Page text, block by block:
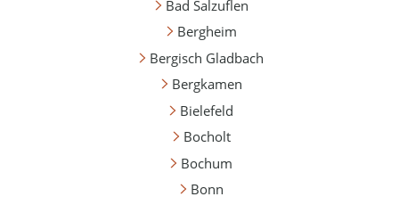
Bad Salzuflen
Bergheim
Bergisch Gladbach
Bergkamen
Bielefeld
Bocholt
Bochum
Bonn